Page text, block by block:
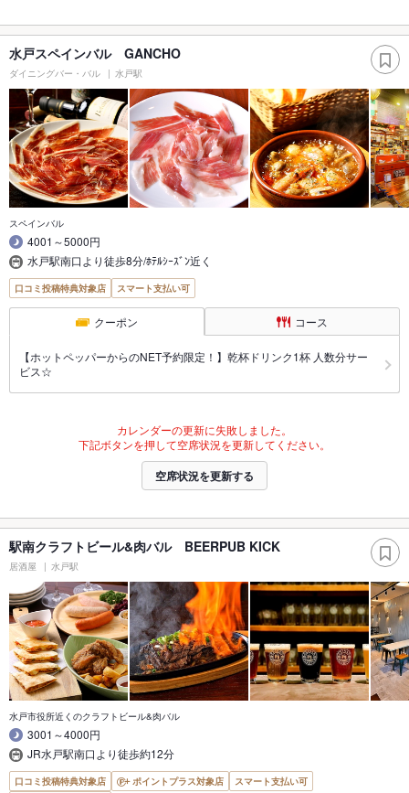
水戸スペインバル GANCHO
ダイニングバー・バル 水戸駅
スペインバル
4001～5000円
水戸駅南口より徒歩8分/ﾎﾃﾙｼｰｽﾞﾝ近く
口コミ投稿特典対象店 スマート支払い可
クーポン コース
【ホットペッパーからのNET予約限定！】乾杯ドリンク1杯 人数分サー
ビス☆
カレンダーの更新に失敗しました。
下記ボタンを押して空席状況を更新してください。
空席状況を更新する
駅南クラフトビール&肉バル BEERPUB KICK
居酒屋 水戸駅
水戸市役所近くのクラフトビール&肉バル
3001～4000円
JR水戸駅南口より徒歩約12分
口コミ投稿特典対象店 ポイントプラス対象店
スマート支払い可